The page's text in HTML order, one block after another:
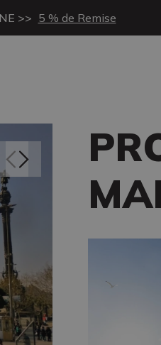
>> 5 % de Remise